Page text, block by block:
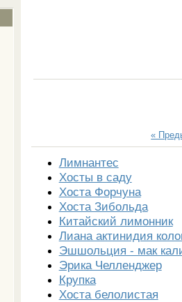
«
Лимнантес
Хосты в саду
Хоста Форчуна
Хоста Зибольда
Китайский лимонник
Лиана актинидия
Эшшольция - мак
Эрика Челленджер
Крупка
Хоста белолистая